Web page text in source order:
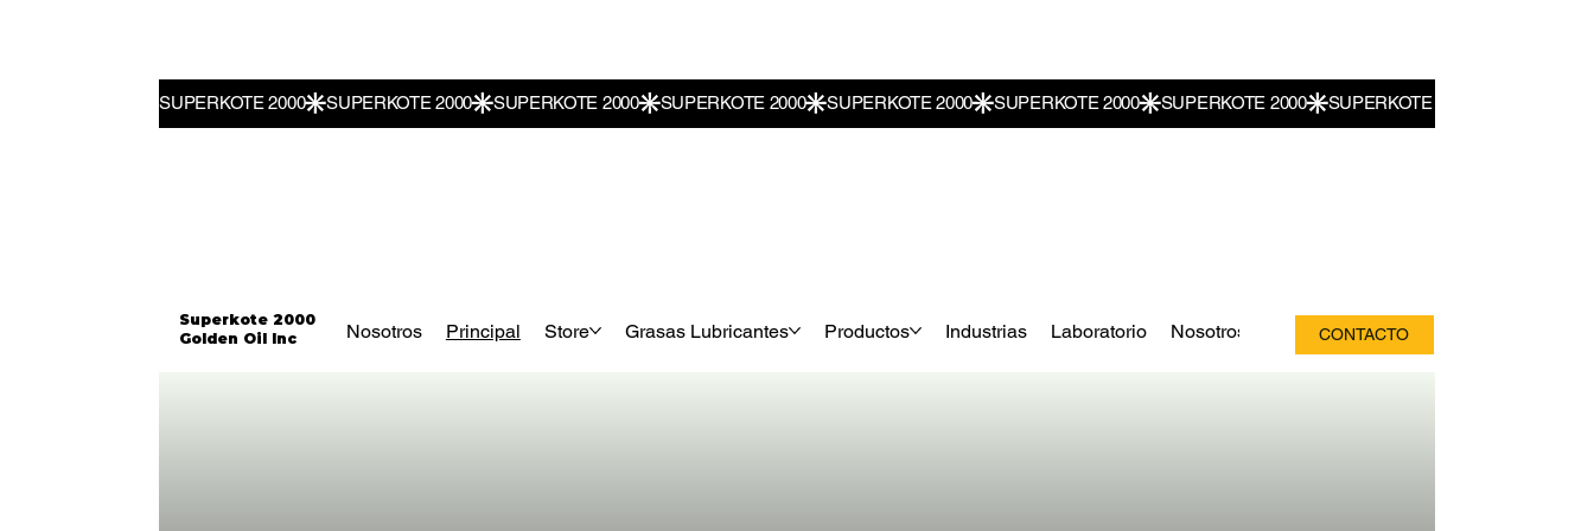
Superkote 2000
Golden Oil Inc
Nosotros Principal Store Grasas Lubricantes Productos Industrias Laboratorio Nosotros CONTACTO